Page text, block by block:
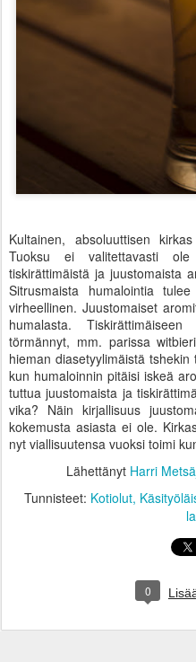
Kultainen, absoluuttisen
Tuoksu ei valitettavasti
tiskirättimäistä ja juustomaista
Sitrusmaista humalointia
virheellinen. Juustomaiset
humalasta.
törmännyt, mm. parissa
hieman diasetyylimäistä
kun humaloinnin pitäisi iskeä
tuttua juustomaista ja
vika? Näin kirjallisuus
kokemusta asiasta ei ole.
nyt viallisuutensa vuoksi toimi
Lähettänyt Harri
Tunnisteet: Kotiolut
0